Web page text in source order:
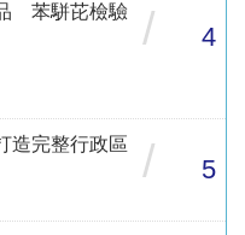
苯駢芘檢驗
/ 4
造完整行政區
/ 5